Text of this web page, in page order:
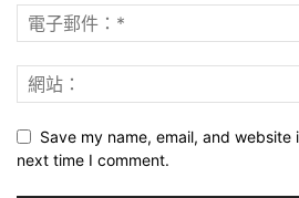
Save my name, email, and
next time I comment.